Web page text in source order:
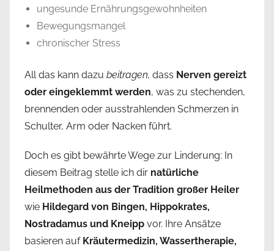
ungesunde Ernährungsgewohnheiten
Bewegungsmangel
chronischer Stress
All das kann dazu beitragen, dass Nerven gereizt
oder eingeklemmt werden, was zu stechenden,
brennenden oder ausstrahlenden Schmerzen in
Schulter, Arm oder Nacken führt.
Doch es gibt bewährte Wege zur Linderung: In
diesem Beitrag stelle ich dir natürliche
Heilmethoden aus der Tradition großer Heiler
wie Hildegard von Bingen, Hippokrates,
Nostradamus und Kneipp vor. Ihre Ansätze
basieren auf Kräutermedizin, Wassertherapie,